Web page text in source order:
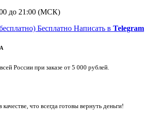
до 21:00 (МСК)
Бесплатно Написать в Telegram
России при заказе от 5 000 рублей.
что всегда готовы вернуть деньги!